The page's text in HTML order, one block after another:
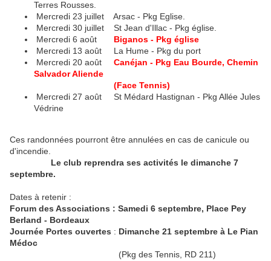
Terres Rousses.
Mercredi 23 juillet Arsac - Pkg Eglise.
Mercredi 30 juillet St Jean d'Illac - Pkg église.
Mercredi 6 août Biganos - Pkg église
Mercredi 13 août La Hume - Pkg du port
Mercredi 20 août
Canéjan - Pkg Eau Bourde, Chemin
Salvador Aliende
(Face Tennis)
Mercredi 27 août St Médard Hastignan - Pkg Allée Jules
Védrine
Ces randonnées pourront être annulées en cas de canicule ou
d'incendie.
Le club reprendra ses activités le dimanche 7
septembre.
Dates à retenir :
Forum des Associations : Samedi 6 septembre, Place Pey
Berland - Bordeaux
Journée Portes ouvertes : Dimanche 21 septembre à Le Pian
Médoc
(Pkg des Tennis, RD 211)